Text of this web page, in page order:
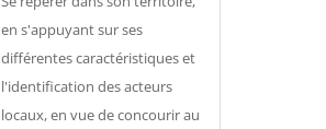
en s'appuyant sur ses
différentes caractéristiques et
l'identification des acteurs
locaux, en vue de concourir au